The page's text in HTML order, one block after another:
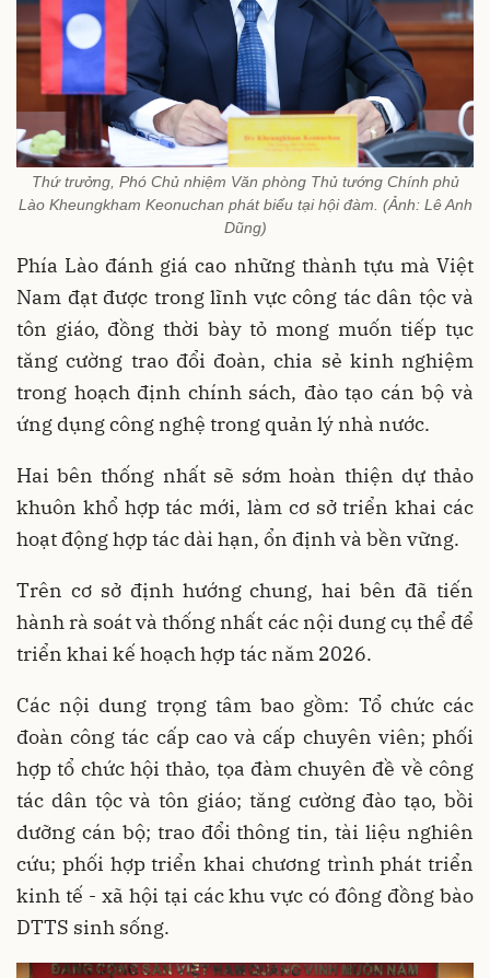
Thứ trưởng, Phó Chủ nhiệm Văn phòng Thủ tướng Chính phủ
Lào Kheungkham Keonuchan phát biểu tại hội đàm. (Ảnh: Lê Anh
Dũng)
Phía Lào đánh giá cao những thành tựu mà Việt
Nam đạt được trong lĩnh vực công tác dân tộc và
tôn giáo, đồng thời bày tỏ mong muốn tiếp tục
tăng cường trao đổi đoàn, chia sẻ kinh nghiệm
trong hoạch định chính sách, đào tạo cán bộ và
ứng dụng công nghệ trong quản lý nhà nước.
Hai bên thống nhất sẽ sớm hoàn thiện dự thảo
khuôn khổ hợp tác mới, làm cơ sở triển khai các
hoạt động hợp tác dài hạn, ổn định và bền vững.
Trên cơ sở định hướng chung, hai bên đã tiến
hành rà soát và thống nhất các nội dung cụ thể để
triển khai kế hoạch hợp tác năm 2026.
Các nội dung trọng tâm bao gồm: Tổ chức các
đoàn công tác cấp cao và cấp chuyên viên; phối
hợp tổ chức hội thảo, tọa đàm chuyên đề về công
tác dân tộc và tôn giáo; tăng cường đào tạo, bồi
dưỡng cán bộ; trao đổi thông tin, tài liệu nghiên
cứu; phối hợp triển khai chương trình phát triển
kinh tế - xã hội tại các khu vực có đông đồng bào
DTTS sinh sống.